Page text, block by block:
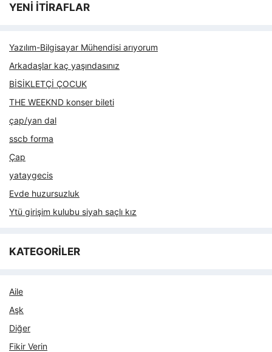
YENİ İTİRAFLAR
Yazılım-Bilgisayar Mühendisi arıyorum
Arkadaşlar kaç yaşındasınız
BİSİKLETÇİ ÇOCUK
THE WEEKND konser bileti
çap/yan dal
sscb forma
Çap
yataygecis
Evde huzursuzluk
Ytü girişim kulubu siyah saçlı kız
KATEGORİLER
Aile
Aşk
Diğer
Fikir Verin